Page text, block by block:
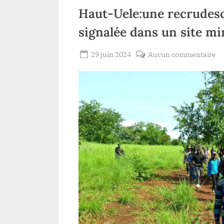
gouverneur Crispin
MUKENDI
Haut-Uele:une
signalée dans un site
Posted
29 juin 2024
Aucun commentaire
de
à